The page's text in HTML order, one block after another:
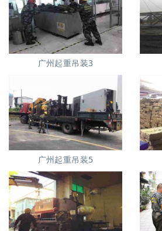
广州起重吊装3
广州起重吊装5